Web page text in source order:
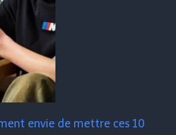
envie de mettre ces 10